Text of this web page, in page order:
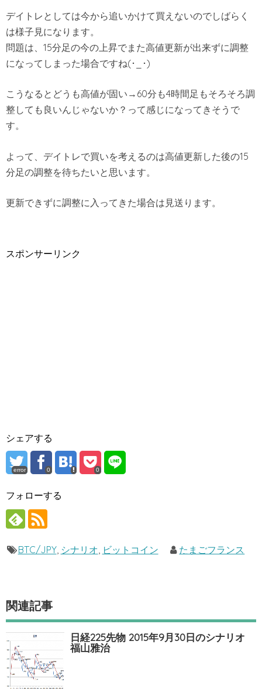
デイトレとしては今から追いかけて買えないのでしばらく
は様子見になります。
問題は、15分足の今の上昇でまた高値更新が出来ずに調整
になってしまった場合ですね(･_･)
こうなるとどうも高値が固い→60分も4時間足もそろそろ調
整しても良いんじゃないか？って感じになってきそうで
す。
よって、デイトレで買いを考えるのは高値更新した後の15
分足の調整を待ちたいと思います。
更新できずに調整に入ってきた場合は見送ります。
スポンサーリンク
シェアする
error 0 0
フォローする
BTC/JPY, シナリオ, ビットコイン たまごフランス
関連記事
日経225先物 2015年9月30日のシナリオ
福山雅治